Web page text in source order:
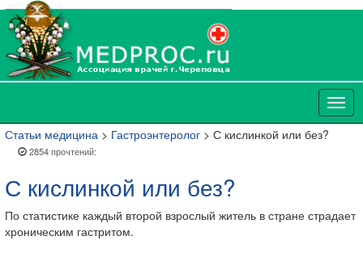
Статьи медицина > Гастроэнтеролог > С кислинкой или без?
2854 прочтений:
С кислинкой или без?
По статистике каждый второй взрослый житель в стране страдает
хроническим гастритом.